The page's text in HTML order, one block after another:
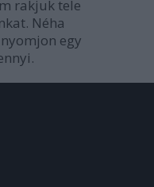
rakjuk tele
Néha
egy